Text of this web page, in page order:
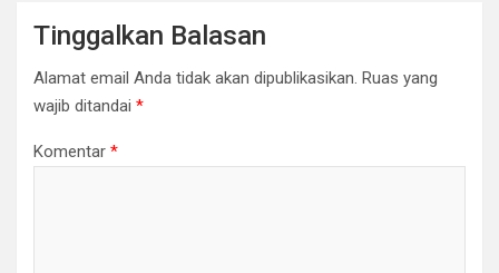
Tinggalkan Balasan
Alamat email Anda tidak akan dipublikasikan. Ruas yang
wajib ditandai *
Komentar *